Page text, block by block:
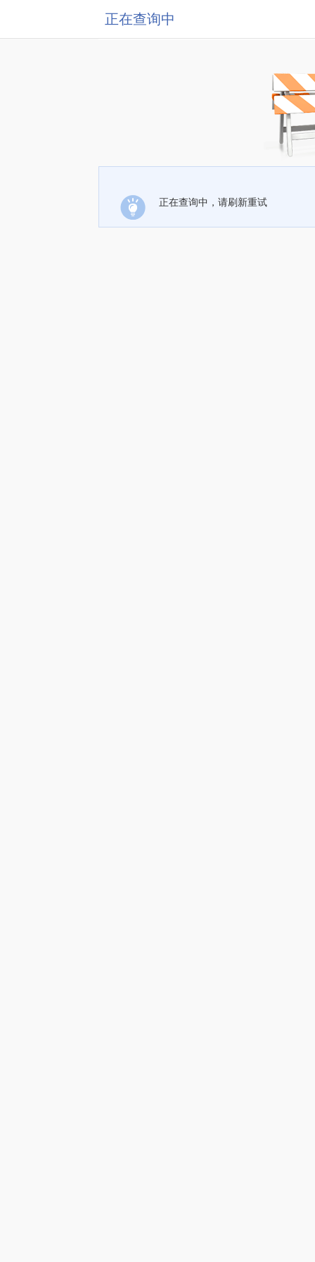
正在查询中
正在查询中，请刷新重试